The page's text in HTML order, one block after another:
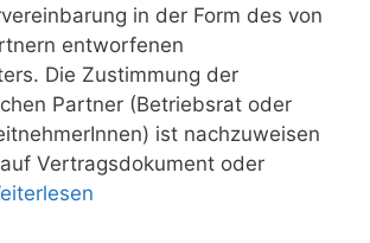
in der Form des von
entworfenen
Die Zustimmung der
Partner (Betriebsrat oder
ist nachzuweisen
Vertragsdokument oder